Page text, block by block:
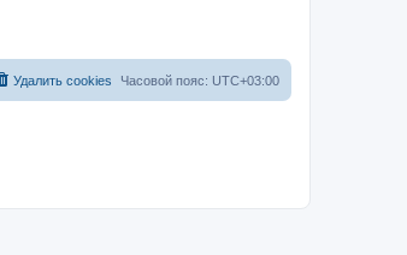
Часовой пояс: UTC+03:00
Удалить cookies